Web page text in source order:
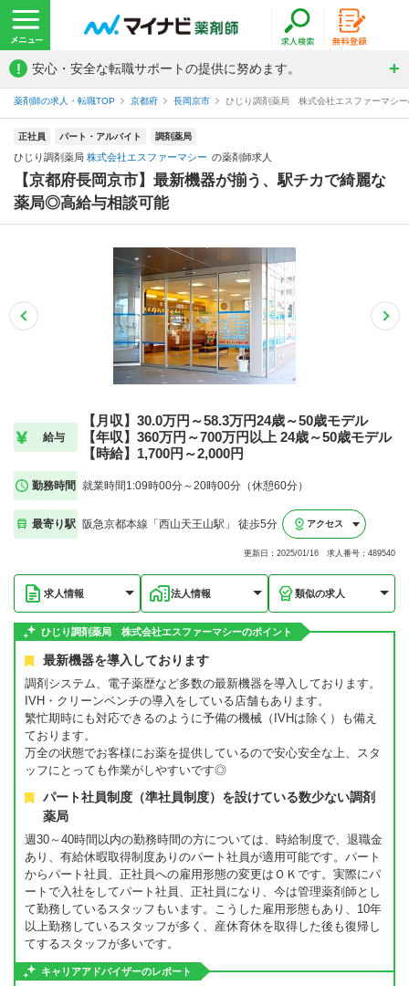
! 安心・安全な転職サポートの提供に努めます。
薬剤師の求人・転職TOP 京都府 長岡京市 ひじり調剤薬局 株式会社エスファーマシ
正社員 パート・アルバイト 調剤薬局
ひじり調剤薬局 株式会社エスファーマシー の薬剤師求人
【京都府長岡京市】最新機器が揃う、駅チカで綺麗な
薬局◎高給与相談可能
給与
【月収】30.0万円～58.3万円24歳～50歳モデル
【年収】360万円～700万円以上 24歳～50歳モデル
【時給】1,700円～2,000円
勤務時間 就業時間1:09時00分～20時00分（休憩60分）
最寄り駅 阪急京都本線「西山天王山駅」 徒歩5分 アクセス
更新日：2025/01/16 求人番号：489540
求人情報 法人情報 類似の求人
ひじり調剤薬局 株式会社エスファーマシーのポイント
最新機器を導入しております
調剤システム、電子薬歴など多数の最新機器を導入しております。
IVH・クリーンベンチの導入をしている店舗もあります。
繁忙期時にも対応できるのように予備の機械（IVHは除く）も備え
ております。
万全の状態でお客様にお薬を提供しているので安心安全な上、スタ
ッフにとっても作業がしやすいです◎
パート社員制度（準社員制度）を設けている数少ない調剤
薬局
週30～40時間以内の勤務時間の方については、時給制度で、退職金
あり、有給休暇取得制度ありのパート社員が適用可能です。パート
からパート社員、正社員への雇用形態の変更はＯＫです。実際にパ
ートで入社をしてパート社員、正社員になり、今は管理薬剤師とし
て勤務しているスタッフもいます。こうした雇用形態もあり、10年
以上勤務しているスタッフが多く、産休育休を取得した後も復帰し
てするスタッフが多いです。
キャリアアドバイザーのレポート